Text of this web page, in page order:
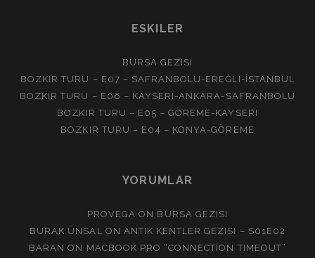
ESKILER
BURSA GEZISI
BOZKIR TURU – E07 – SAFRANBOLU-EREĞLI-İSTANBUL
BOZKIR TURU – E06 – KAYSERI-ANKARA-SAFRANBOLU
BOZKIR TURU – E05 – GÖREME-KAYSERI
BOZKIR TURU – E04 – KONYA-GÖREME
YORUMLAR
PROVEGA ON BURSA GEZISI
BURAK ÜNSAL
ON ANTIK KENTLER GEZISI – S01E02
BARAN ON MACBOOK PRO “CONNECTION TIMEOUT”